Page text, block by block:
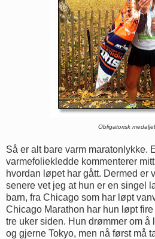
Obligatorisk
Så er alt bare varm maratonlykke.
varmefoliekledde kommenterer
hvordan løpet har gått. Dermed er
senere vet jeg at hun er en singel
barn, fra Chicago som har løpt
Chicago Marathon har hun løpt
tre uker siden. Hun drømmer om å
og gjerne Tokyo, men nå først må